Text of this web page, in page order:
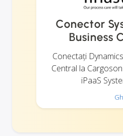
Conector
Business
Conectați
Central la
iPaaS